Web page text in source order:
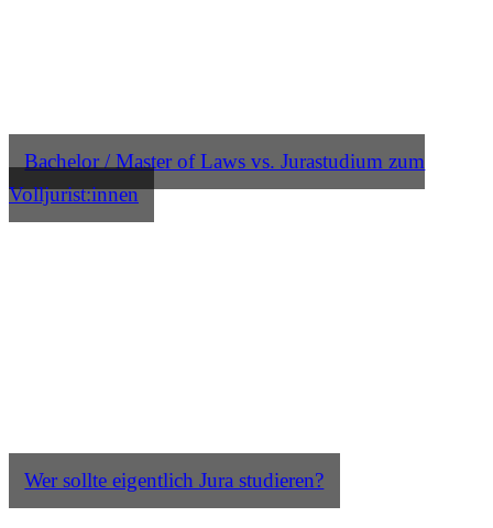
Bachelor / Master of Laws vs. Jurastudium zum
Volljurist:innen
Wer sollte eigentlich Jura studieren?